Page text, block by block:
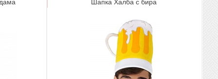
Шапка Халба с бира